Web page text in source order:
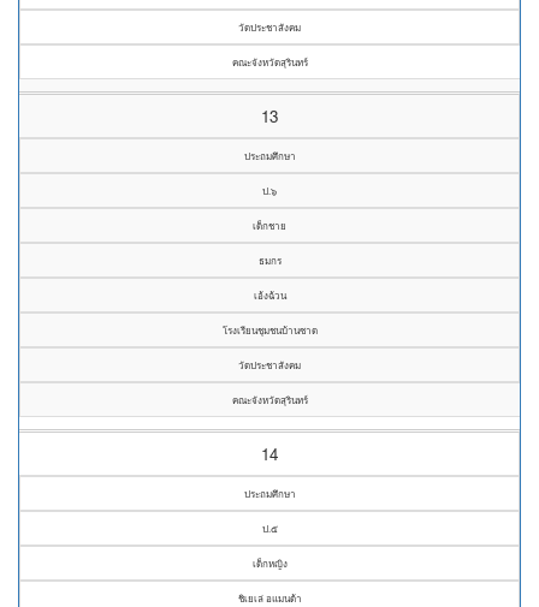
วัดประชาสังคม
คณะจังหวัดสุรินทร์
13
ประถมศึกษา
ป.๖
เด็กชาย
ธมกร
เอ้งฉ้วน
โรงเรียนชุมชนบ้านซาด
วัดประชาสังคม
คณะจังหวัดสุรินทร์
14
ประถมศึกษา
ป.๕
เด็กหญิง
ชิเยเล่ อแมนด้า